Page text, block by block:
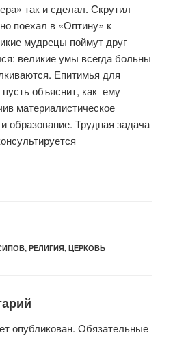
так и сделал. Скрутил
поехал в «Оптину» к
мудрецы поймут друг
великие умы всегда больны
Епитимья для
объяснит, как ему
материалистическое
образование. Трудная задача
, РЕЛИГИЯ, ЦЕРКОВЬ
опубликован. Обязательные